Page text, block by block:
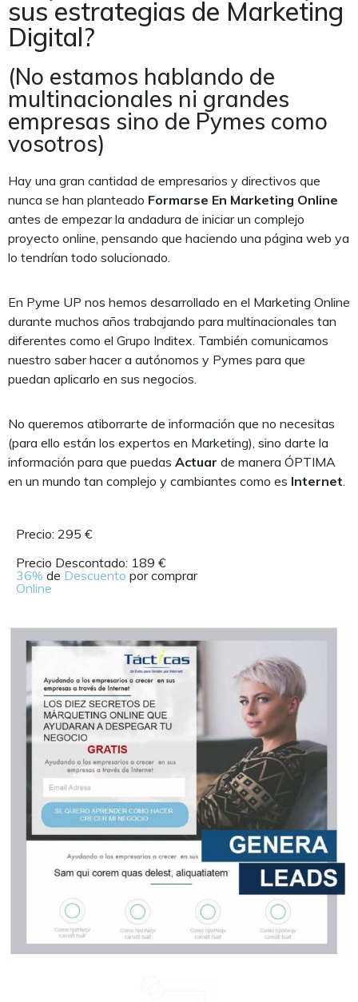
sus estrategias de Marketing
Digital?
(No estamos hablando de
multinacionales ni grandes
empresas sino de Pymes como
vosotros)
Hay una gran cantidad de empresarios y directivos que
nunca se han planteado Formarse En Marketing Online
antes de empezar la andadura de iniciar un complejo
proyecto online, pensando que haciendo una página web ya
lo tendrían todo solucionado.
En Pyme UP nos hemos desarrollado en el Marketing Online
durante muchos años trabajando para multinacionales tan
diferentes como el Grupo Inditex. También comunicamos
nuestro saber hacer a autónomos y Pymes para que
puedan aplicarlo en sus negocios.
No queremos atiborrarte de información que no necesitas
(para ello están los expertos en Marketing), sino darte la
información para que puedas Actuar de manera ÓPTIMA
en un mundo tan complejo y cambiantes como es Internet
Precio: 295 €
Precio Descontado: 189 €
36% de Descuento por comprar
Online